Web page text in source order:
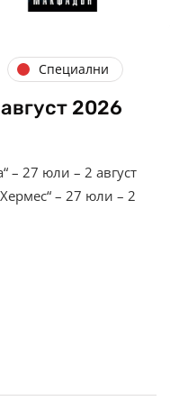
Специални
2026
– 27 юли – 2 август
– 27 юли – 2